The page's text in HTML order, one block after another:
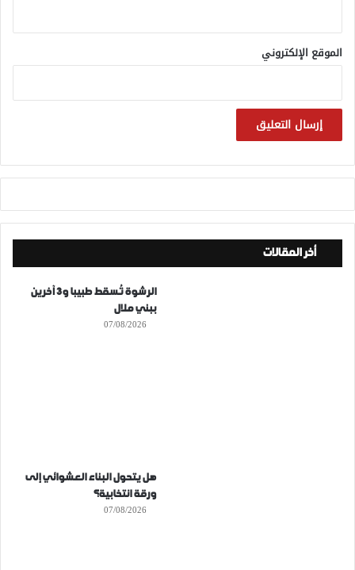
الموقع الإلكتروني
أخر المقالات
الرشوة تُسقط طبيبا و3 آخرين
ببني ملال
07/08/2026
هل يتحول البناء العشوائي إلى
ورقة انتخابية؟
07/08/2026